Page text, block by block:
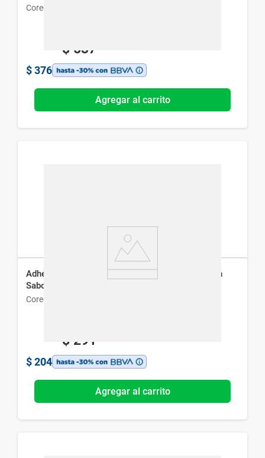
Corega
$ 537
$ 376
Agregar al carrito
Adhesivo para Prótesis Dentales Ultra Corega sin
Sabor x 20 g
Corega
$ 291
$ 204
Agregar al carrito